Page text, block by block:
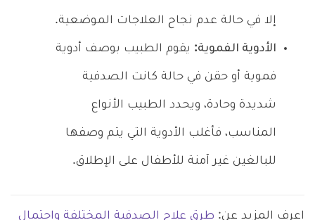
إلا في حالة عدم نجاح العلاجات الموضعية.
الأدوية الفموية: يقوم الطبيب بوصف أدوية
فموية أو حقن في حالة كانت الصدفية
شديدة وحادة، ويحدد الطبيب الأنواع
المناسب، فأغلب الأدوية التي يتم وصفها
للبالغين غير آمنة للأطفال على الإطلاق.
اعرف المزيد عن: طرق علاج الصدفية المختلفة واحتمال